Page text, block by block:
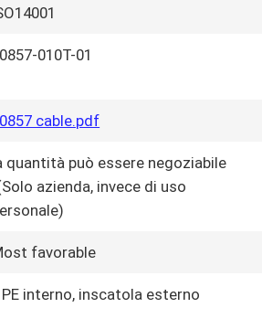
010T-01
cable.pdf
quantità può essere negoziabile
azienda, invece di uso
favorable
PE interno, inscatola esterno